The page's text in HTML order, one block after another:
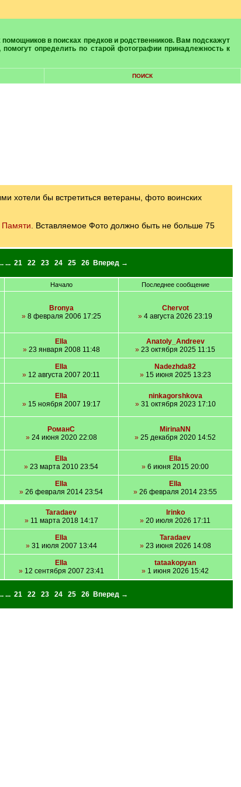
определить по старой фотографии принадлежность к
ПОИСК
хотели бы встретиться ветераны, фото воинских
Памяти . Вставляемое Фото должно быть не больше 75
... 21 22 23 24 25 26 Вперед →
Начало Последнее сообщение
Bronya
»8 февраля 2006 17:25
Chervot
» 4 августа 2026 23:19
Ella
»23 января 2008 11:48
Anatoly_Andreev
» 23 октября 2025 11:15
Ella
» 12 августа 2007 20:11
Nadezhda82
»15 июня 2025 13:23
Ella
»15 ноября 2007 19:17
ninkagorshkova
»31 октября 2023 17:10
РоманС
»24 июня 2020 22:08
MirinaNN
» 25 декабря 2020 14:52
Ella
» 23 марта 2010 23:54
Ella
» 6 июня 2015 20:00
Ella
» 26 февраля 2014 23:54
Ella
» 26 февраля 2014 23:55
Taradaev
»11 марта 2018 14:17
Irinko
» 20 июля 2026 17:11
Ella
»31 июля 2007 13:44
Taradaev
»23 июня 2026 14:08
Ella
»12 сентября 2007 23:41
tataakopyan
» 1 июня 2026 15:42
... 21 22 23 24 25 26 Вперед →